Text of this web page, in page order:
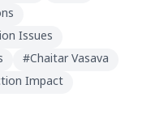
Issues
#Chaitar Vasava
Impact